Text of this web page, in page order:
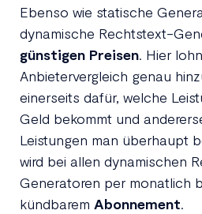
Ebenso wie statische
dynamische Rechtstext-
günstigen Preisen. Hier
Anbietervergleich genau
einerseits dafür, welche
Geld bekommt und
Leistungen man überhaupt
wird bei allen dynamischen
Generatoren per monatlich
kündbarem Abonnement.